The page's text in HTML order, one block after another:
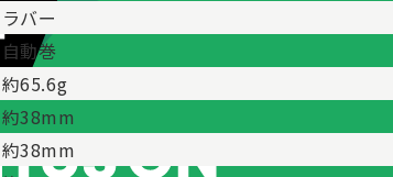
ラバー
自動巻
約65.6g
約38mm
約38mm